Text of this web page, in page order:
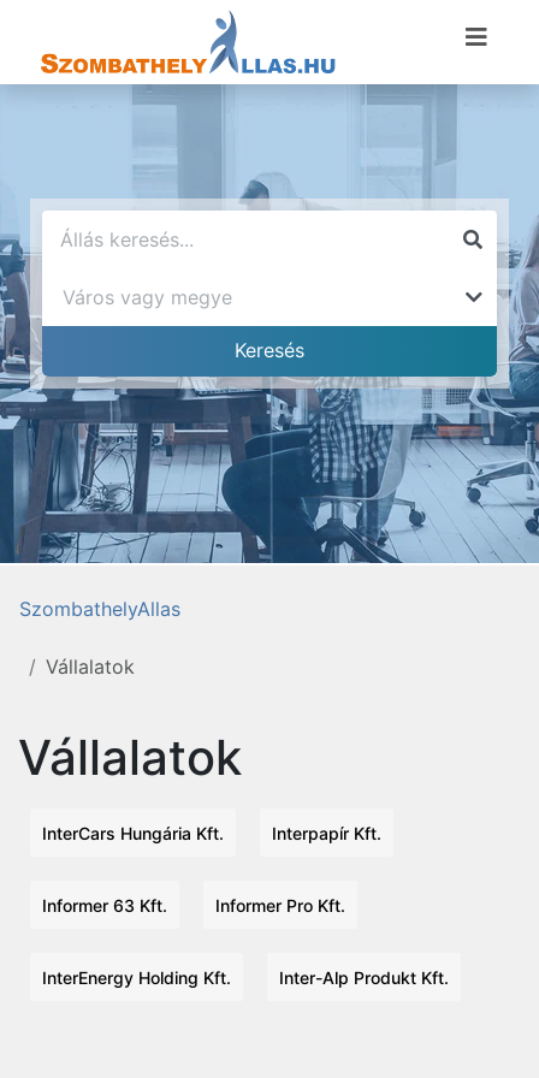
SzombathelyAllas
Vállalatok
Vállalatok
InterCars Hungária Kft. Interpapír Kft.
Informer 63 Kft. Informer Pro Kft.
InterEnergy Holding Kft. Inter-Alp Produkt Kft.